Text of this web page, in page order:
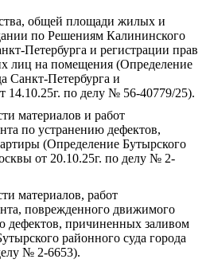
общей площади жилых и
по Решениям Калининского
Петербурга и регистрации прав
лиц на помещения (Определение
Санкт-Петербурга и
14.10.25г. по делу № 56-40779/25).
материалов и работ
по устранению дефектов,
(Определение Бутырского
от 20.10.25г. по делу № 2-
материалов, работ
поврежденного движимого
дефектов, причиненных заливом
районного суда города
№ 2-6653).